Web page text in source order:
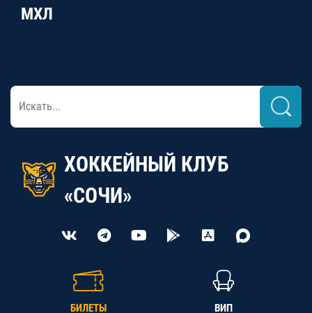
МХЛ
ХОККЕЙНЫЙ КЛУБ
«СОЧИ»
БИЛЕТЫ ВИП